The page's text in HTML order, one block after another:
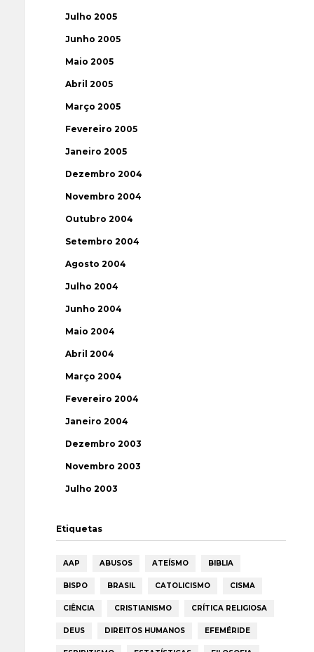
Julho 2005
Junho 2005
Maio 2005
Abril 2005
Março 2005
Fevereiro 2005
Janeiro 2005
Dezembro 2004
Novembro 2004
Outubro 2004
Setembro 2004
Agosto 2004
Julho 2004
Junho 2004
Maio 2004
Abril 2004
Março 2004
Fevereiro 2004
Janeiro 2004
Dezembro 2003
Novembro 2003
Julho 2003
Etiquetas
AAP ABUSOS ATEÍSMO BIBLIA
BISPO BRASIL CATOLICISMO CISMA
CIÊNCIA CRISTIANISMO CRÍTICA RELIGIOSA
DEUS DIREITOS HUMANOS EFEMÉRIDE